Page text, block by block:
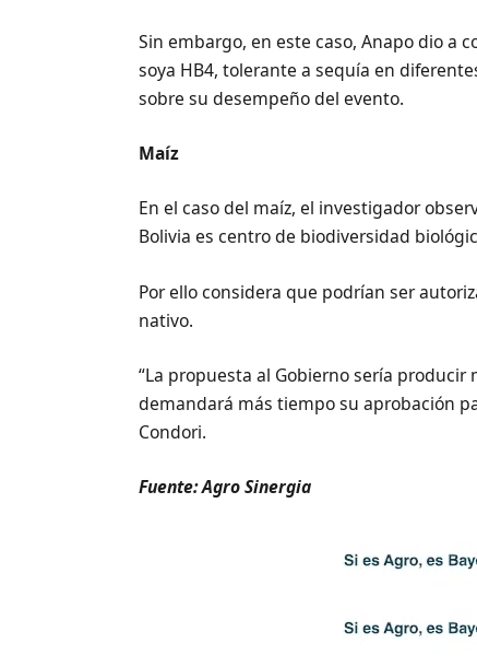
Sin embargo, en este caso, Anapo dio a
soya HB4, tolerante a sequía en
sobre su desempeño del evento.
Maíz
En el caso del maíz, el investigador
Bolivia es centro de biodiversidad
Por ello considera que podrían ser
nativo.
“La propuesta al Gobierno sería
demandará más tiempo su aprobación
Condori.
Fuente: Agro Sinergia